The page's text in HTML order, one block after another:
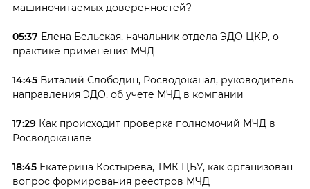
машиночитаемых доверенностей?
05:37 Елена Бельская, начальник отдела ЭДО ЦКР, о
практике применения МЧД
14:45Виталий Слободин, Росводоканал, руководитель
направления ЭДО, об учете МЧД в компании
17:29Как происходит проверка полномочий МЧД в
Росводоканале
18:45Екатерина Костырева, ТМК ЦБУ, как организован
вопрос формирования реестров МЧД